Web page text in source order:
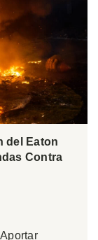
del Eaton
Contra